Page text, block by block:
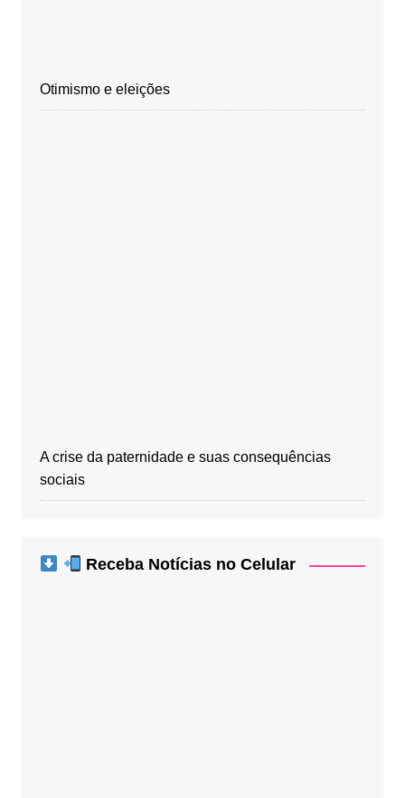
Otimismo e eleições
A crise da paternidade e suas consequências
sociais
Receba Notícias no Celular